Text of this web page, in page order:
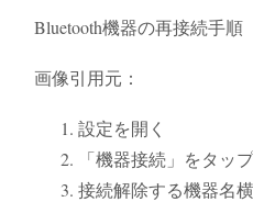
Bluetooth機器の再接続手順
画像引用元：
設定を開く
「機器接続」をタッ
接続解除する機器名